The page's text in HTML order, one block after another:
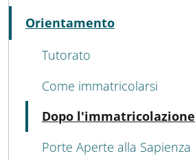
Orientamento
Attivo
Tutorato
Come immatricolarsi
Dopo l'immatricolazione
Porte Aperte alla Sapienza